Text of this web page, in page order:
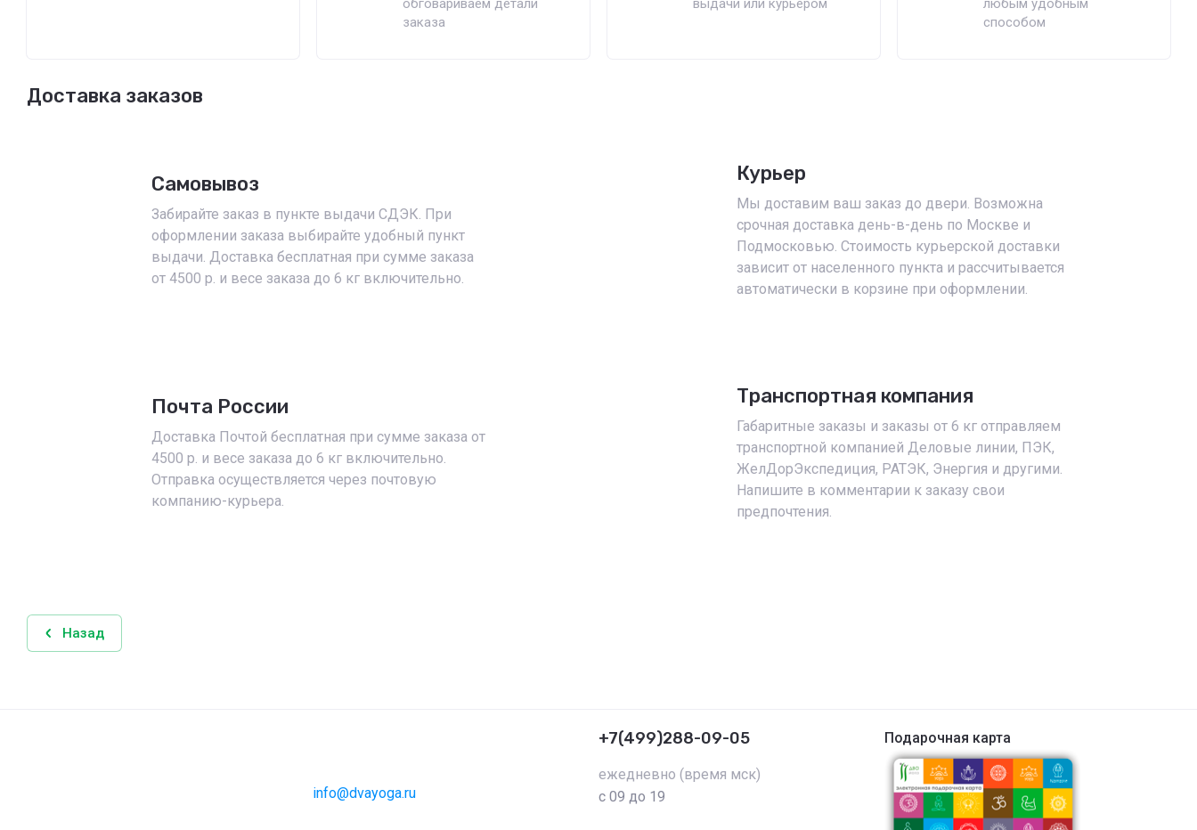
обговариваем детали
заказа
выдачи или курьером
любым удобным
способом
Доставка заказов
Самовывоз
Забирайте заказ в пункте выдачи СДЭК. При
оформлении заказа выбирайте удобный пункт
выдачи. Доставка бесплатная при сумме заказа
от 4500 р. и весе заказа до 6 кг включительно.
Курьер
Мы доставим ваш заказ до двери. Возможна
срочная доставка день-в-день по Москве и
Подмосковью. Стоимость курьерской доставки
зависит от населенного пункта и рассчитывается
автоматически в корзине при оформлении.
Почта России
Доставка Почтой бесплатная при сумме заказа от
4500 р. и весе заказа до 6 кг включительно.
Отправка осуществляется через почтовую
компанию-курьера.
Транспортная компания
Габаритные заказы и заказы от 6 кг отправляем
транспортной компанией Деловые линии, ПЭК,
ЖелДорЭкспедиция, РАТЭК, Энергия и другими.
Напишите в комментарии к заказу свои
предпочтения.
Назад
info@dvayoga.ru
+7(499)288-09-05
ежедневно (время мск)
с 09 до 19
Подарочная карта